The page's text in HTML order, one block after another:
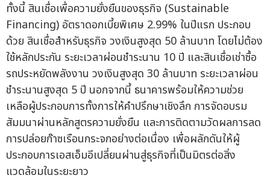
ทั้งนี้ สินเชื่อเพื่อความยั่งยืนของธุรกิจ (Sustainable
Financing) อัตราดอกเบี้ยพิเศษ 2.99% ในปีแรก ประกอบ
ด้วย สินเชื่อสำหรับธุรกิจ วงเงินสูงสุด 50 ล้านบาท โดยไม่ต้อง
ใช้หลักประกัน ระยะเวลาผ่อนชำระนาน 10 ปี และสินเชื่อเช่าซื้อ
รถประหยัดพลังงาน วงเงินสูงสุด 30 ล้านบาท ระยะเวลาผ่อน
ชำระนานสูงสุด 5 ปี นอกจากนี้ ธนาคารพร้อมให้ความช่วย
เหลือผู้ประกอบการทั้งการให้คำปรึกษาเชิงลึก การจัดอบรม
สัมมนาผ่านหลักสูตรความยั่งยืน และการติดตามวัดผลการลด
การปล่อยก๊าซเรือนกระจกอย่างต่อเนื่อง เพื่อผลักดันให้ผู้
ประกอบการเอสเอ็มอีเปลี่ยนผ่านสู่ธุรกิจที่เป็นมิตรต่อสิ่ง
แวดล้อมในระยะยาว